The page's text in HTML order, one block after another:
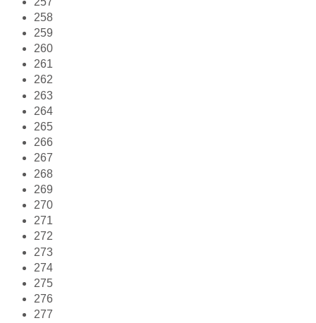
258
259
260
261
262
263
264
265
266
267
268
269
270
271
272
273
274
275
276
277